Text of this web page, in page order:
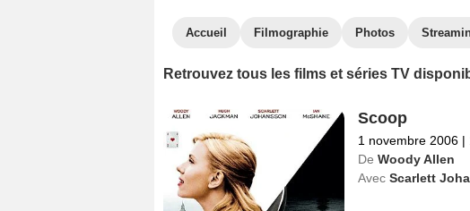
Accueil Filmographie Photos
Retrouvez tous les films et séries TV
Scoop
1 novembre 2006 |
De Woody Allen
Avec Scarlett